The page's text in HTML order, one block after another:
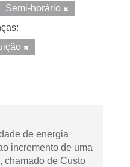
Semi-horário
de energia
incremento de uma
chamado de Custo